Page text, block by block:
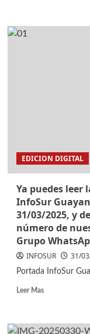
EDICION DIGITAL
Ya puedes leer
InfoSur
31/03/2025, y
número de
Grupo
INFOSUR 31/
Portada InfoSur
Leer Mas